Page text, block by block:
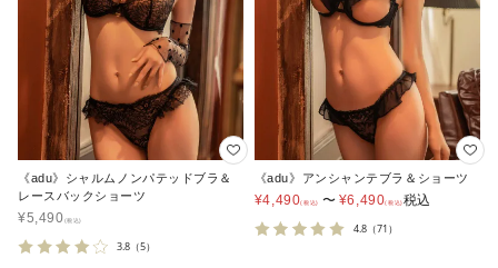
《adu》シャルムノンパテッドブラ＆
レースバックショーツ
¥5,490
3.8 （5）
《adu》アンシャンテブラ＆ショーツ
¥4,490 〜 ¥6,490 税込
4.8（71）